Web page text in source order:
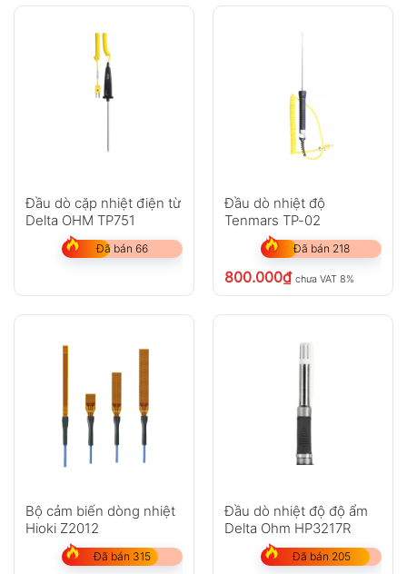
Đầu dò cặp nhiệt điện từ
Delta OHM TP751
Đã bán 66
Đầu dò nhiệt độ
Tenmars TP-02
Đã bán 218
800.000₫ chưa VAT 8%
Bộ cảm biến dòng nhiệt
Hioki Z2012
Đã bán 315
Đầu dò nhiệt độ độ ẩm
Delta Ohm HP3217R
Đã bán 205